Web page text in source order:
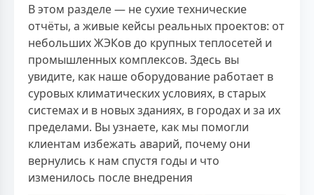
В этом разделе — не сухие технические
отчёты, а живые кейсы реальных проектов: от
небольших ЖЭКов до крупных теплосетей и
промышленных комплексов. Здесь вы
увидите, как наше оборудование работает в
суровых климатических условиях, в старых
системах и в новых зданиях, в городах и за их
пределами. Вы узнаете, как мы помогли
клиентам избежать аварий, почему они
вернулись к нам спустя годы и что
изменилось после внедрения